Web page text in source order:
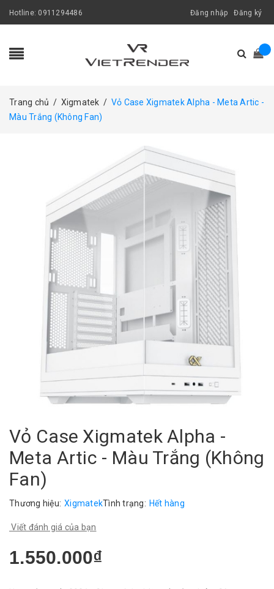
Hotline: 0911294486 Đăng nhập Đăng ký
Trang chủ / Xigmatek / Vỏ Case Xigmatek Alpha - Meta Artic -
Màu Trắng (Không Fan)
Vỏ Case Xigmatek Alpha -
Meta Artic - Màu Trắng (Không
Fan)
Thương hiệu: XigmatekTình trạng: Hết hàng
Viết đánh giá của bạn
1.550.000₫